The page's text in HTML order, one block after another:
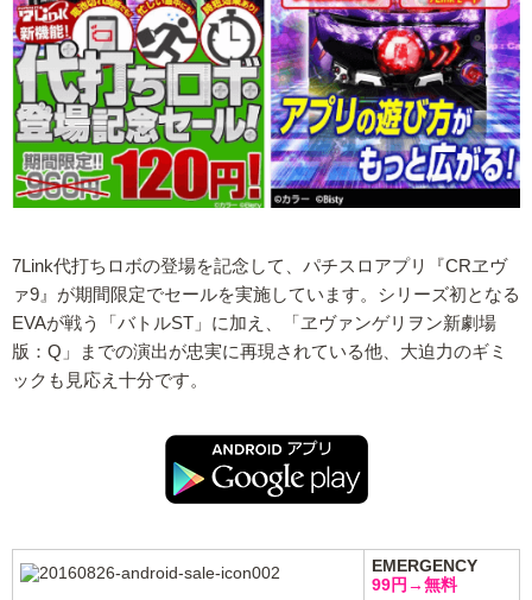
7Link代打ちロボの登場を記念して、パチスロアプリ『CRヱヴ
ァ9』が期間限定でセールを実施しています。シリーズ初となる
EVAが戦う「バトルST」に加え、「ヱヴァンゲリヲン新劇場
版：Q」までの演出が忠実に再現されている他、大迫力のギミ
ックも見応え十分です。
EMERGENCY
99円→無料